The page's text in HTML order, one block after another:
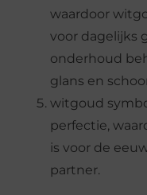
waardoor
voor dagelijks
onderhoud
glans en
witgoud
perfectie,
is voor de
partner.